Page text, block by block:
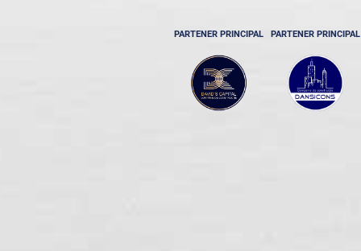
PARTENER PRINCIPAL PARTENER PRINCIPAL